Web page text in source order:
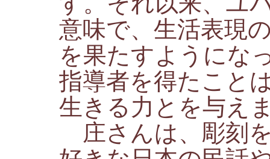
意味で、生活表現
を果たすようにな
指導者を得たこと
生きる力とを与え
庄さんは、彫刻